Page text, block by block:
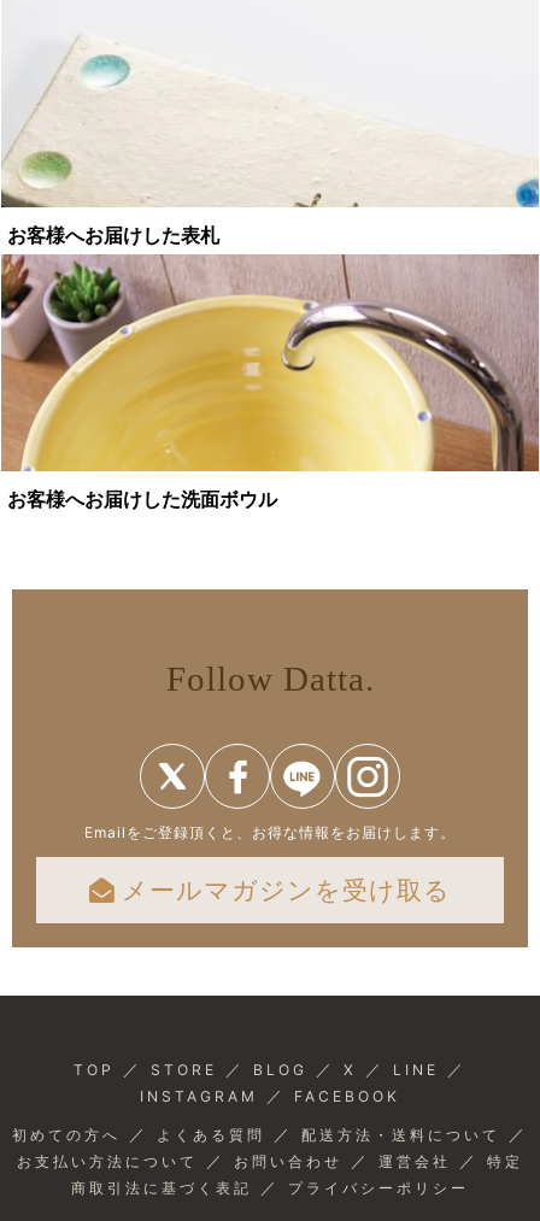
お客様へお届けした表札
お客様へお届けした洗面ボウル
Follow Datta.
Emailをご登録頂くと、お得な情報をお届けします。
メールマガジンを受け取る
TOP ／ STORE ／ BLOG ／ X ／ LINE ／
INSTAGRAM ／ FACEBOOK
初めての方へ ／ よくある質問 ／ 配送方法・送料について ／
お支払い方法について ／ お問い合わせ ／ 運営会社 ／ 特定
商取引法に基づく表記
／ プライバシーポリシー